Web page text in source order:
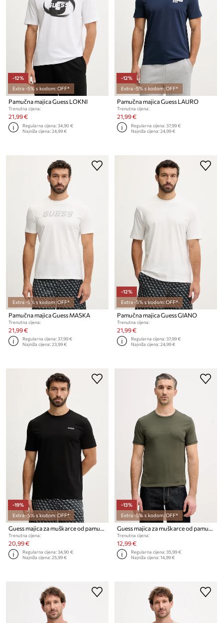
-12%
Extra -5% s kodom: OFF*
Pamučna majica Guess LOKNI
Trenutna cijena:
21,99 €
Regularna cijena:34,90 €
Najniža cijena:24,99 €
-12%
Extra -5% s kodom: OFF*
Pamučna majica Guess LAURO
Trenutna cijena:
21,99 €
Regularna cijena:37,99 €
Najniža cijena:24,99 €
Extra -5% s kodom: OFF*
Pamučna majica Guess MASKA
Trenutna cijena:
21,99 €
Regularna cijena:37,99 €
Najniža cijena:23,99 €
-12%
Extra -5% s kodom: OFF*
Pamučna majica Guess GIANO
Trenutna cijena:
21,99 €
Regularna cijena:37,99 €
Najniža cijena:24,99 €
-19%
Extra -5% s kodom: OFF*
Guess majica za muškarce od pamuka MARZIO
Trenutna cijena:
20,99 €
Regularna cijena:34,90 €
Najniža cijena:25,99 €
-13%
Extra -5% s kodom: OFF*
Guess majica za muškarce od pamuka AIDY
Trenutna cijena:
12,99 €
Regularna cijena:35,99 €
Najniža cijena:14,99 €